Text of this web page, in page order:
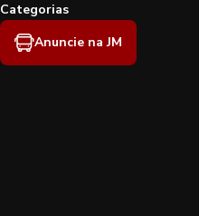
Categorias
Anuncie na JM